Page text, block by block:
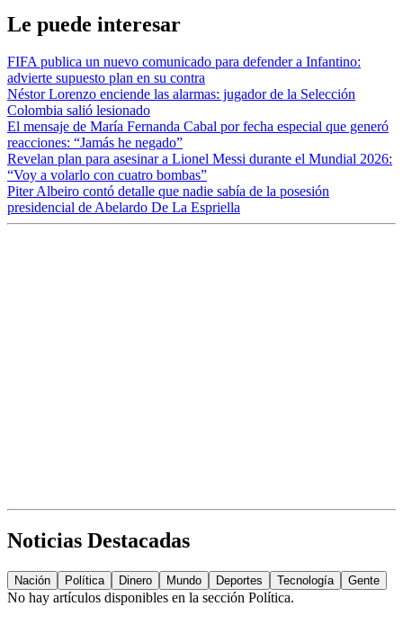
Le puede interesar
FIFA publica un nuevo comunicado para defender a Infantino:
advierte supuesto plan en su contra
Néstor Lorenzo enciende las alarmas: jugador de la Selección
Colombia salió lesionado
El mensaje de María Fernanda Cabal por fecha especial que generó
reacciones: “Jamás he negado”
Revelan plan para asesinar a Lionel Messi durante el Mundial 2026:
“Voy a volarlo con cuatro bombas”
Piter Albeiro contó detalle que nadie sabía de la posesión
presidencial de Abelardo De La Espriella
Noticias Destacadas
Nación Política Dinero Mundo Deportes Tecnología Gente
No hay artículos disponibles en la sección Política.